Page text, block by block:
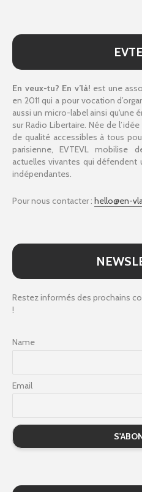
En veux-tu? En v’là! est une
en 2011 qui a pour vocation
aussi un micro-label ainsi qu'une
sur Radio Libertaire. Née de
de qualité accessibles à tous
parisienne, EVTEVL mobilise
actuelles vivantes qui
indépendantes.
Pour nous contacter : hello@en-
Restez informés des prochains
!
Name
Email